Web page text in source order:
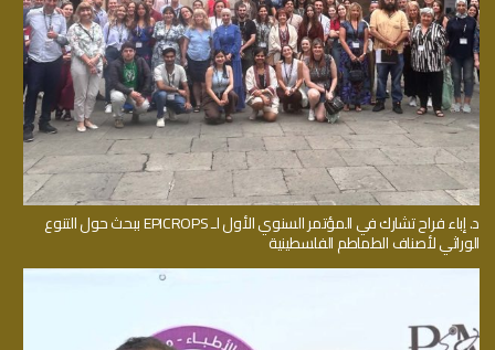
د. إباء فراح تشارك في المؤتمر السنوي الأول لـ EPICROPS ببحث حول التنوع
الوراثي لأصناف الطماطم الفلسطينية